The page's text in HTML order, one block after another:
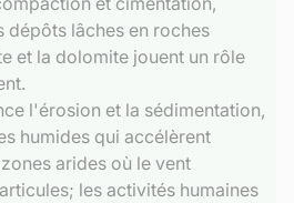
dépôts lâches en roches
et la dolomite jouent un rôle
l'érosion et la sédimentation,
humides qui accélèrent
arides où le vent
les activités humaines